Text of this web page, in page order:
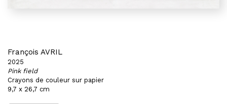
François AVRIL
2025
Pink field
Crayons de couleur sur papier
9,7 x 26,7 cm